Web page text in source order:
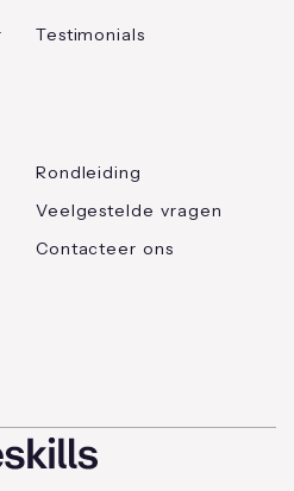
Testimonials
Rondleiding
Veelgestelde vragen
Contacteer ons